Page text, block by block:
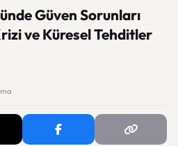
Güven Sorunları
ve Küresel Tehditler